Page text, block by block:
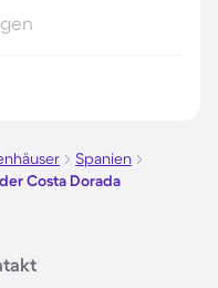
NordseeSpanien
Costa Dorada